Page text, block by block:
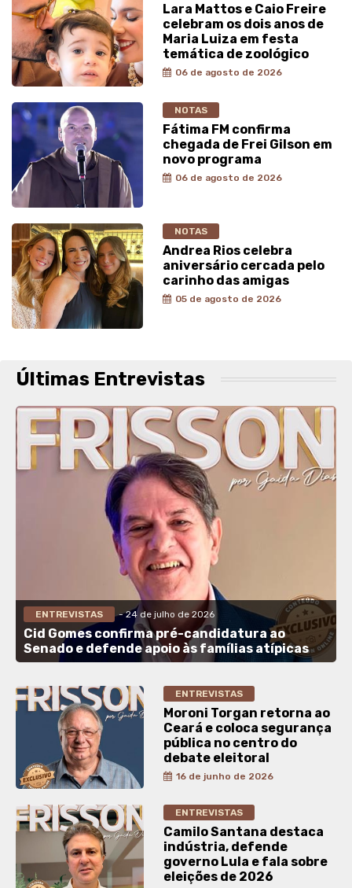
Lara Mattos e Caio Freire
celebram os dois anos de
Maria Luiza em festa
temática de zoológico
06 de agosto de 2026
NOTAS
Fátima FM confirma
chegada de Frei Gilson em
novo programa
06 de agosto de 2026
NOTAS
Andrea Rios celebra
aniversário cercada pelo
carinho das amigas
05 de agosto de 2026
Últimas Entrevistas
ENTREVISTAS - 24 de julho de 2026
Cid Gomes confirma pré-candidatura ao
Senado e defende apoio às famílias atípicas
ENTREVISTAS
Moroni Torgan retorna ao
Ceará e coloca segurança
pública no centro do
debate eleitoral
16 de junho de 2026
ENTREVISTAS
Camilo Santana destaca
indústria, defende
governo Lula e fala sobre
eleições de 2026